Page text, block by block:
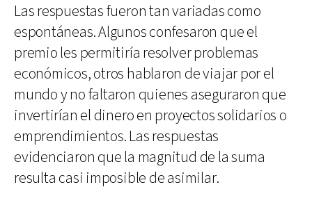
Las respuestas fueron tan variadas como
espontáneas. Algunos confesaron que el
premio les permitiría resolver problemas
económicos, otros hablaron de viajar por el
mundo y no faltaron quienes aseguraron que
invertirían el dinero en proyectos solidarios o
emprendimientos. Las respuestas
evidenciaron que la magnitud de la suma
resulta casi imposible de asimilar.